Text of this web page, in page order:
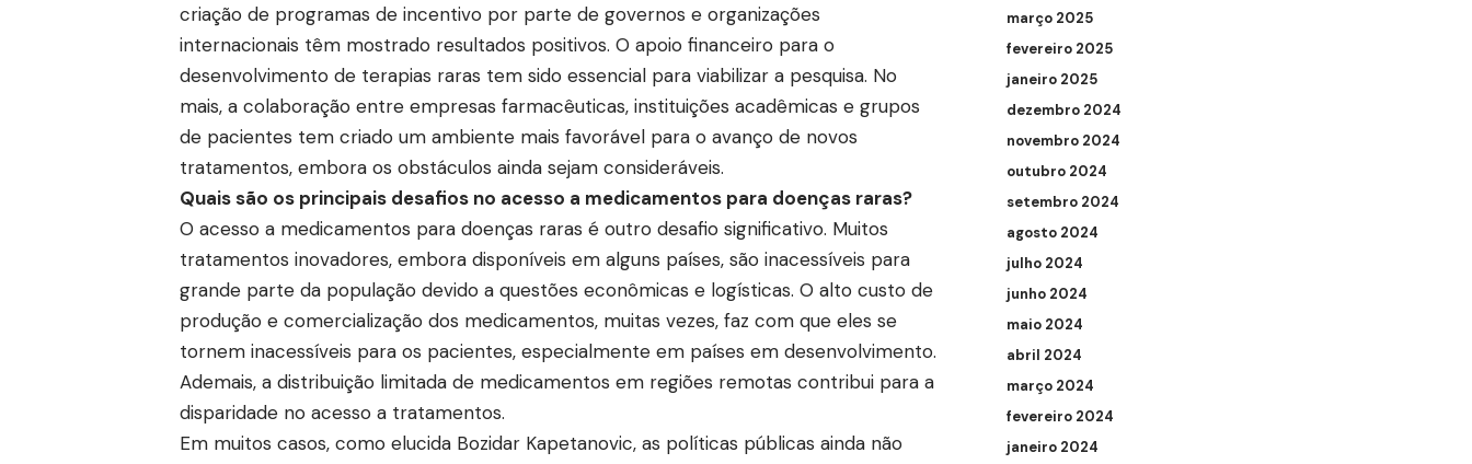
criação de programas de incentivo por parte de governos e organizações
internacionais têm mostrado resultados positivos. O apoio financeiro para o
desenvolvimento de terapias raras tem sido essencial para viabilizar a pesquisa. No
mais, a colaboração entre empresas farmacêuticas, instituições acadêmicas e grupos
de pacientes tem criado um ambiente mais favorável para o avanço de novos
tratamentos, embora os obstáculos ainda sejam consideráveis.
Quais são os principais desafios no acesso a medicamentos para doenças raras?
O acesso a medicamentos para doenças raras é outro desafio significativo. Muitos
tratamentos inovadores, embora disponíveis em alguns países, são inacessíveis para
grande parte da população devido a questões econômicas e logísticas. O alto custo de
produção e comercialização dos medicamentos, muitas vezes, faz com que eles se
tornem inacessíveis para os pacientes, especialmente em países em desenvolvimento.
Ademais, a distribuição limitada de medicamentos em regiões remotas contribui para a
disparidade no acesso a tratamentos.
Em muitos casos, como elucida Bozidar Kapetanovic, as políticas públicas ainda não
março 2025
fevereiro 2025
janeiro 2025
dezembro 2024
novembro 2024
outubro 2024
setembro 2024
agosto 2024
julho 2024
junho 2024
maio 2024
abril 2024
março 2024
fevereiro 2024
janeiro 2024